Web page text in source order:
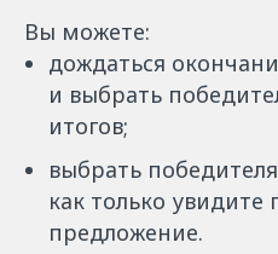
Вы можете:
дождаться
и выбрать
итогов;
выбрать
как только
предложение.